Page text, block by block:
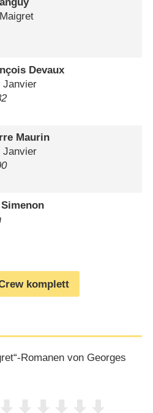
Devaux
Janvier
Maurin
Janvier
komplett
Romanen von Georges